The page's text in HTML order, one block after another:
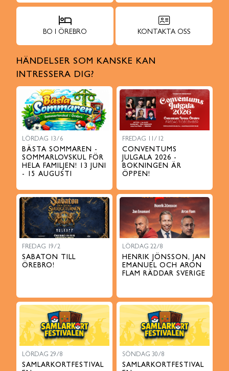
BO I ÖREBRO KONTAKTA OSS
HÄNDELSER SOM KANSKE KAN
INTRESSERA DIG?
LÖRDAG 13/6
BÄSTA SOMMAREN -
SOMMARLOVSKUL FÖR
HELA FAMILJEN! 13 JUNI
- 15 AUGUSTI
FREDAG 11/12
CONVENTUMS
JULGALA 2026 -
BOKNINGEN ÄR
ÖPPEN!
FREDAG 19/2
SABATON TILL
ÖREBRO!
LÖRDAG 22/8
HENRIK JÖNSSON, JAN
EMANUEL OCH ARON
FLAM RÄDDAR SVERIGE
LÖRDAG 29/8
SAMLARKORTFESTIVAL
SÖNDAG 30/8
SAMLARKORTFESTIVAL